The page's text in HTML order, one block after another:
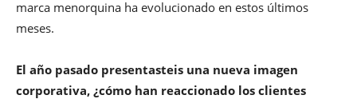
marca menorquina ha evolucionado en estos últimos
meses.
El año pasado presentasteis una nueva imagen
corporativa, ¿cómo han reaccionado los clientes